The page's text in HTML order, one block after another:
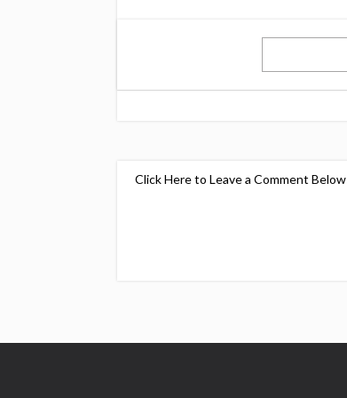
Click Here to Leave a Comment Below